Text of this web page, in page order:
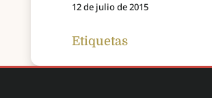
12 de julio de 2015
Etiquetas